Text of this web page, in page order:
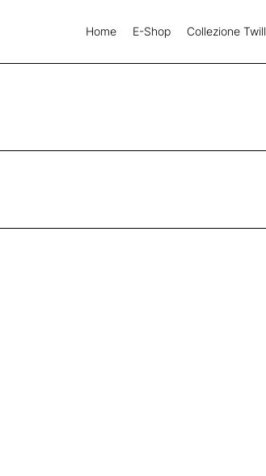
Home E-Shop Collezione Twill